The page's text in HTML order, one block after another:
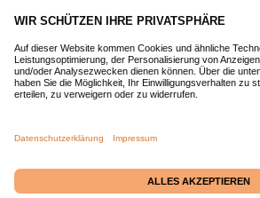
regionale Entwicklung (EFRE)